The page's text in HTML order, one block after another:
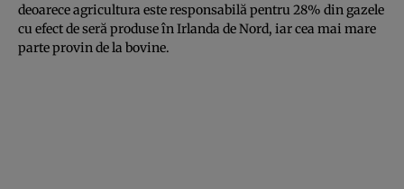
deoarece agricultura este responsabilă pentru 28% din gazele
cu efect de seră produse în Irlanda de Nord, iar cea mai mare
parte provin de la bovine.